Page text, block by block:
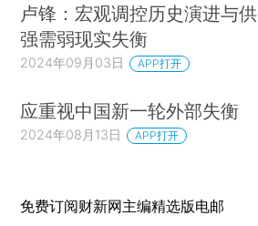
卢锋：宏观调控历史演进与供
强需弱现实失衡
2024年09月03日 APP打开
应重视中国新一轮外部失衡
2024年08月13日 APP打开
免费订阅财新网主编精选版电邮